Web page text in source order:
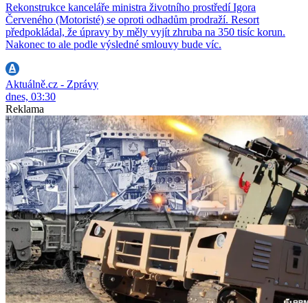
Rekonstrukce kanceláře ministra životního prostředí Igora
Červeného (Motoristé) se oproti odhadům prodraží. Resort
předpokládal, že úpravy by měly vyjít zhruba na 350 tisíc korun.
Nakonec to ale podle výsledné smlouvy bude víc.
Aktuálně.cz - Zprávy
dnes, 03:30
Reklama